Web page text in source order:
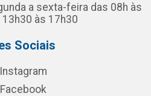
a sexta-feira das 08h às
13h30 às 17h30
Sociais
Instagram
Facebook